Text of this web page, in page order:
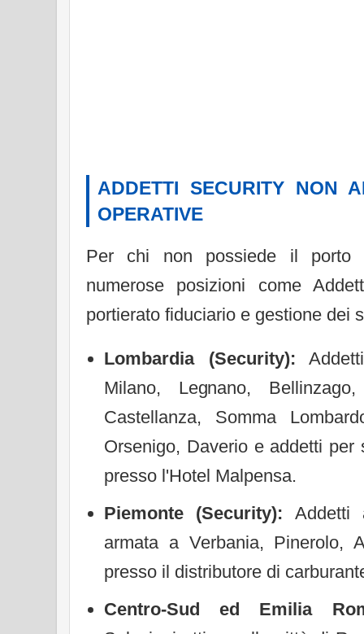
ADDETTI SECURITY NON
OPERATIVE
Per chi non possiede il porto
numerose posizioni come
portierato fiduciario e gestione dei
Lombardia (Security):
Milano, Legnano,
Castellanza, Somma
Orsenigo, Daverio e addetti per
presso l'Hotel Malpensa.
Piemonte (Security): Addetti
armata a Verbania, Pinerolo,
presso il distributore di
Centro-Sud ed Emilia